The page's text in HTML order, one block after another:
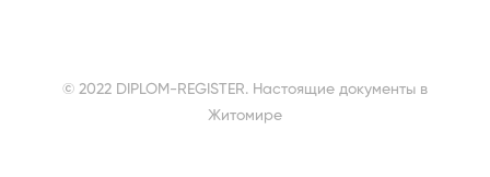
© 2022 DIPLOM-REGISTER. Настоящие документы в
Житомире